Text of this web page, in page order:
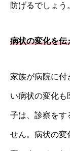
防げるでしょう
病状の変化を伝
家族が病院に付
い病状の変化も
子は、診察をす
せん。病状の変